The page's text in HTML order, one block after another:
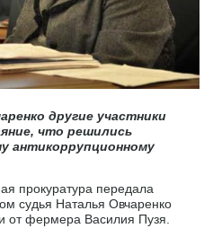
другие участники
что решились
антикоррупционному
прокуратура передала
судья Наталья Овчаренко
от фермера Василия Пузя.